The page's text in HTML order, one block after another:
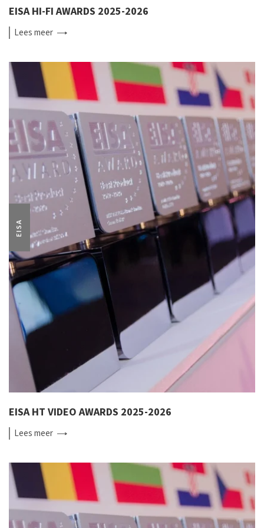
EISA HI-FI AWARDS 2025-2026
Leesmeer
EISA
EISA HT VIDEO AWARDS 2025-2026
Leesmeer